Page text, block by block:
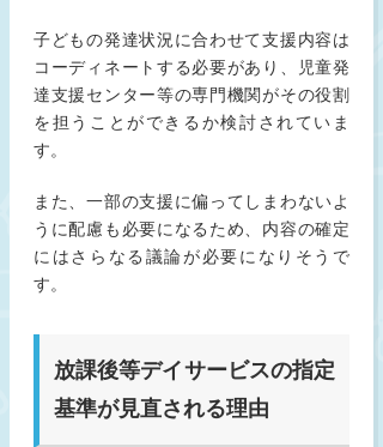
子どもの発達状況に合わせて支援内容は
コーディネートする必要があり、児童発
達支援センター等の専門機関がその役割
を担うことができるか検討されていま
す。
また、一部の支援に偏ってしまわないよ
うに配慮も必要になるため、内容の確定
にはさらなる議論が必要になりそうで
す。
放課後等デイサービスの指定
基準が見直される理由